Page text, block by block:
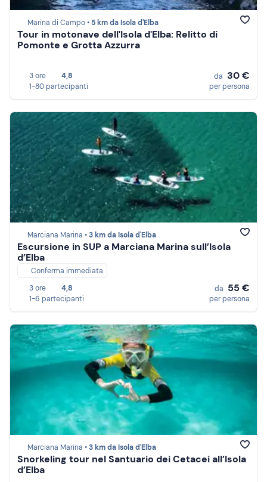
Marina di Campo • 5 km da Isola d'Elba
Tour in motonave dell'Isola d'Elba: Relitto di
Pomonte e Grotta Azzurra
3 ore
4,8
1-80 partecipanti
da 30 €
per persona
Marciana Marina •3 km da Isola d'Elba
Escursione in SUP a Marciana Marina sull’Isola
d’Elba
Conferma immediata
3 ore
4,8
1-6 partecipanti
da 55 €
per persona
Marciana Marina •3 km da Isola d'Elba
Snorkeling tour nel Santuario dei Cetacei all’Isola
d’Elba